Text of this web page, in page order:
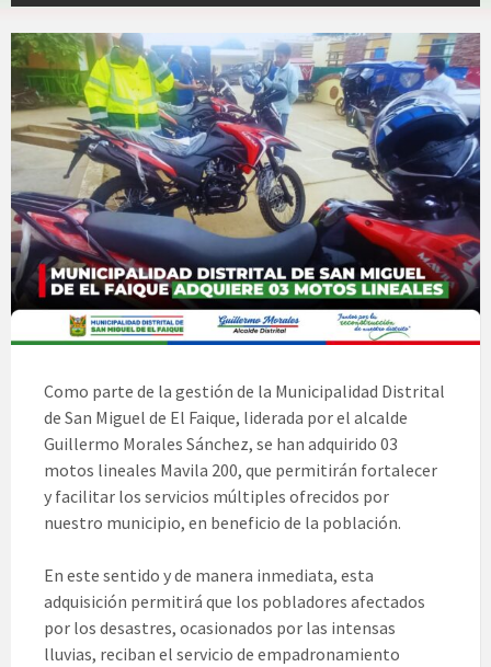
Como parte de la gestión de la Municipalidad Distrital
de San Miguel de El Faique, liderada por el alcalde
Guillermo Morales Sánchez, se han adquirido 03
motos lineales Mavila 200, que permitirán fortalecer
y facilitar los servicios múltiples ofrecidos por
nuestro municipio, en beneficio de la población.
En este sentido y de manera inmediata, esta
adquisición permitirá que los pobladores afectados
por los desastres, ocasionados por las intensas
lluvias, reciban el servicio de empadronamiento